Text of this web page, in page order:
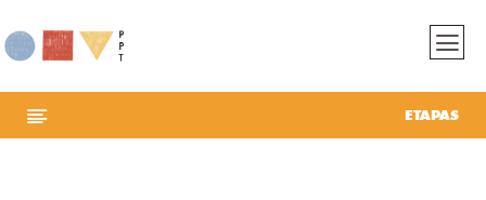
ETAPAS